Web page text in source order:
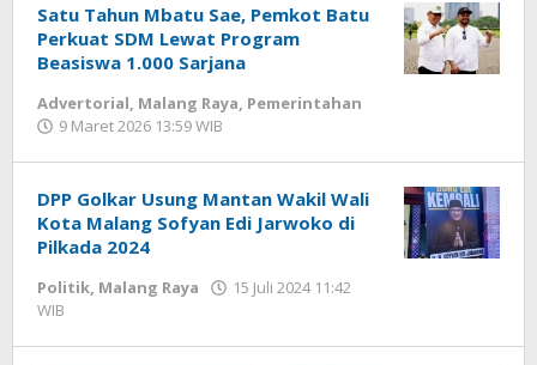
Satu Tahun Mbatu Sae, Pemkot Batu
Perkuat SDM Lewat Program
Beasiswa 1.000 Sarjana
Advertorial, Malang Raya, Pemerintahan
9 Maret 2026 13:59 WIB
DPP Golkar Usung Mantan Wakil Wali
Kota Malang Sofyan Edi Jarwoko di
Pilkada 2024
Politik, Malang Raya
15 Juli 2024 11:42
WIB